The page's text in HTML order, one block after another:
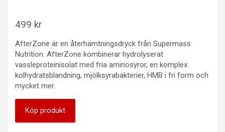
499 kr
AfterZone är en återhämtningsdryck från Supermass
Nutrition. AfterZone kombinerar hydrolyserat
vassleproteinisolat med fria aminosyror, en komplex
kolhydratsblandning, mjölksyrabakterier, HMB i fri form och
mycket mer.
Köp produkt